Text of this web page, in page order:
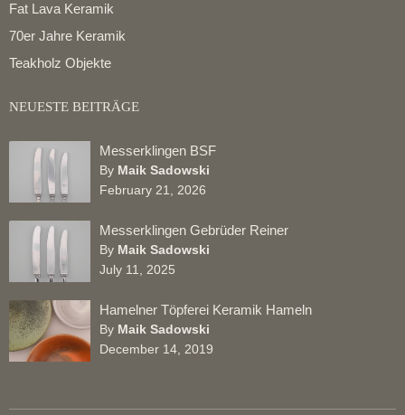
Fat Lava Keramik
70er Jahre Keramik
Teakholz Objekte
NEUESTE BEITRÄGE
Messerklingen BSF
By Maik Sadowski
February 21, 2026
Messerklingen Gebrüder Reiner
By Maik Sadowski
July 11, 2025
Hamelner Töpferei Keramik Hameln
By Maik Sadowski
December 14, 2019